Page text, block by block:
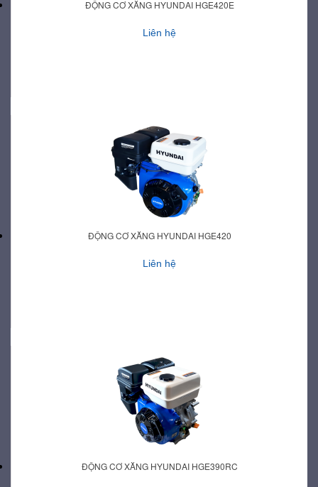
ĐỘNG CƠ XĂNG HYUNDAI HGE420E
Liên hệ
ĐỘNG CƠ XĂNG HYUNDAI HGE420
Liên hệ
ĐỘNG CƠ XĂNG HYUNDAI HGE390RC